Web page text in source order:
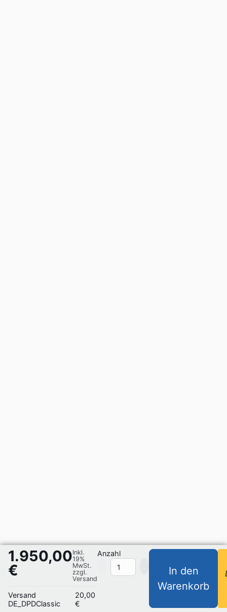
1.950,00
€
Inkl.
19%
MwSt.
zzgl.
Versand
Versand
DE_DPDClassic
20,00
€
Anzahl
In den
Warenkorb